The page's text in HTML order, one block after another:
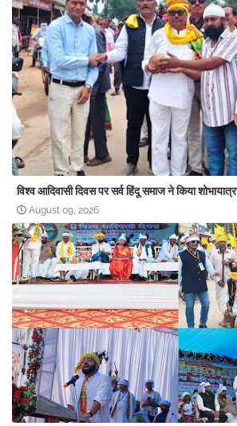
विश्व आदिवासी दिवस पर सर्व हिंदू समाज ने किया
August 09, 2026